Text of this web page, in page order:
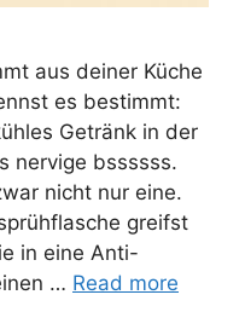
aus deiner Küche
es bestimmt:
Getränk in der
nervige bssssss.
nicht nur eine.
greifst
in eine Anti-
… Read more